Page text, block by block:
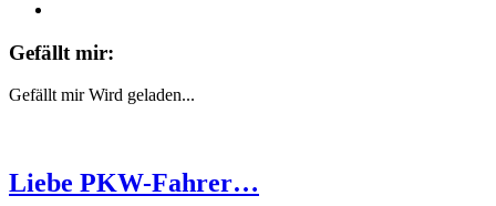
Gefällt mir:
Gefällt mir Wird geladen...
Liebe PKW-Fahrer…